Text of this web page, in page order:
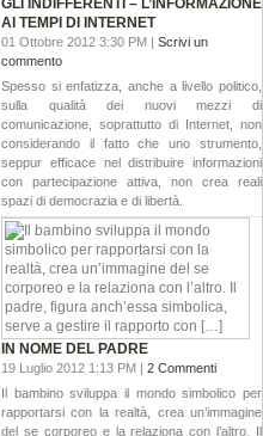
GLI INDIFFERENTI – L’INFORMAZIONE
AI TEMPI DI INTERNET
01 Ottobre 2012 3:30 PM | Scrivi un
commento
Spesso si enfatizza, anche a livello politico,
sulla qualità dei nuovi mezzi di
comunicazione, soprattutto di Internet, non
considerando il fatto che uno strumento,
seppur efficace nel distribuire informazioni
con partecipazione attiva, non crea reali
spazi di democrazia e di libertà.
IN NOME DEL PADRE
19 Luglio 2012 1:13 PM | 2 Commenti
Il bambino sviluppa il mondo simbolico per
rapportarsi con la realtà, crea un’immagine
del se corporeo e la relaziona con l’altro. Il